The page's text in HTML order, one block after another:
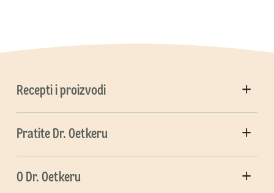
Recepti i proizvodi
Pratite Dr. Oetkeru
O Dr. Oetkeru